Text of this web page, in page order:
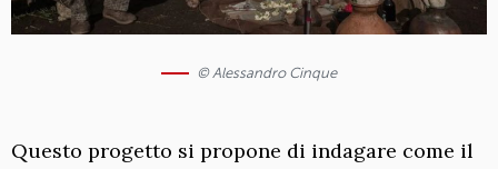
© Alessandro Cinque
Questo progetto si propone di indagare come il